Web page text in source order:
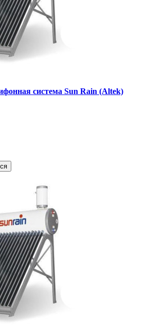
система Sun Rain (Altek)